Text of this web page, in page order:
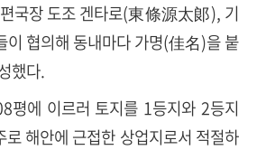
국장 도조 겐타로(東條源太郞), 기
이 협의해 동내마다 가명(佳名)을 붙
했다.
평에 이르러 토지를 1등지와 2등지
해안에 근접한 상업지로서 적절하